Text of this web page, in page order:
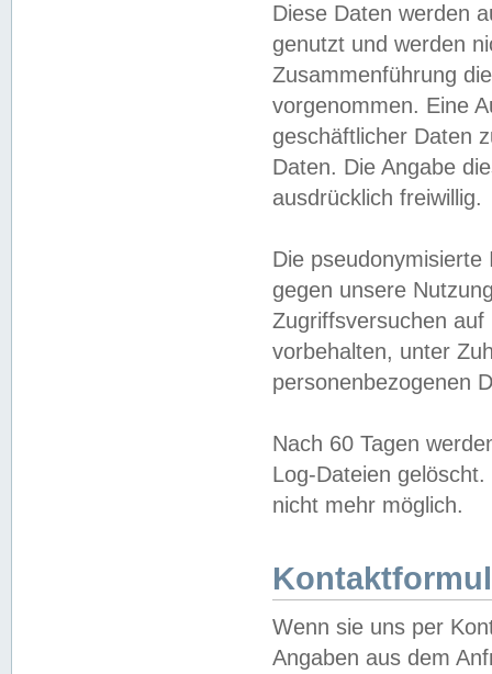
Diese Daten werden
genutzt und werden
Zusammenführung
vorgenommen. Eine
geschäftlicher Daten
Daten. Die Angabe
ausdrücklich freiwillig.
Die
gegen unsere
Zugriffsversuchen
vorbehalten, unter
personenbezogenen
Nach 60 Tagen
Log-Dateien
nicht mehr möglich.
Wenn sie uns per
Angaben aus dem